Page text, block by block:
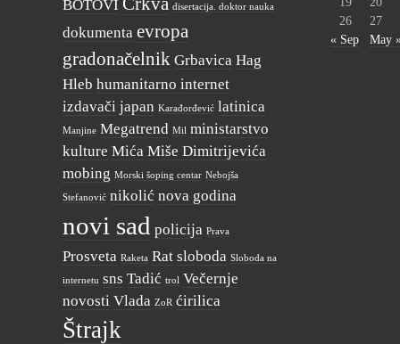
BOTOVI disertacija. doktor nauka
dokumenta evropa
gradonačelnik Grbavica Hag
Hleb humanitarno internet
izdavači japan Karađorđević latinica
Manjine Megatrend Mil ministarstvo
kulture Mića Miše Dimitrijevića
mobing Morski šoping centar Nebojša
Stefanović nikolić nova godina
novi sad policija Prava
Prosveta Raketa Rat sloboda Sloboda na
internetu sns Tadić trol Večernje
novosti Vlada ZoR ćirilica
Štrajk
26
27
« Sep
May